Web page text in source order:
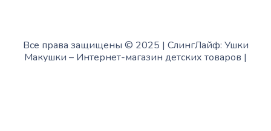
Все права защищены © 2025 | СлингЛайф: Ушки
Макушки – Интернет-магазин детских товаров |